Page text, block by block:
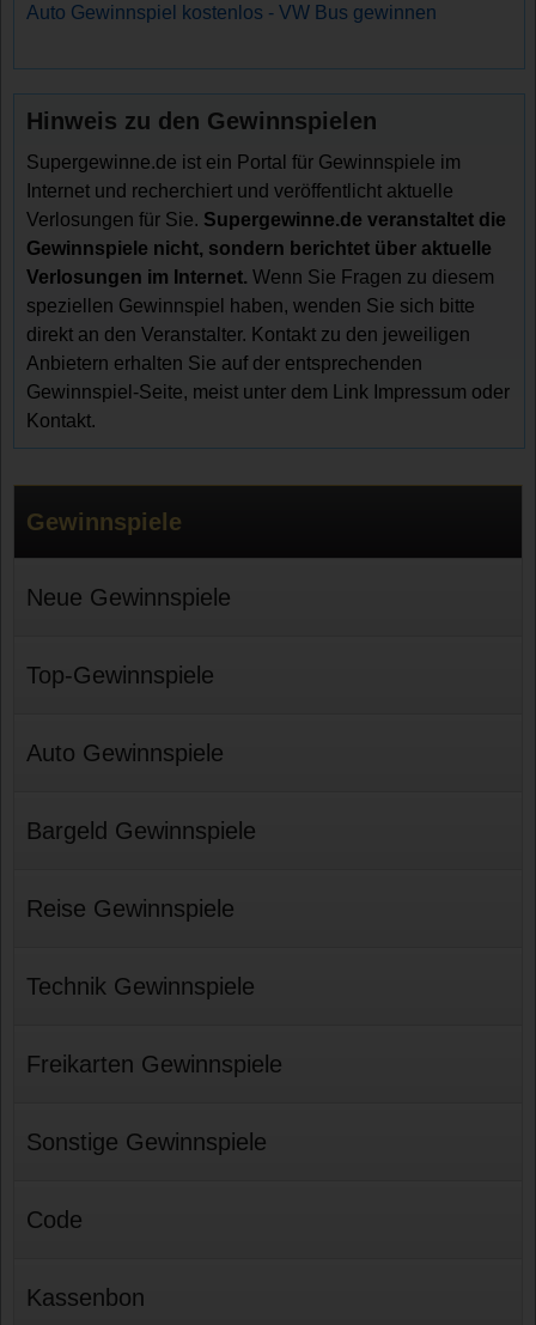
Auto Gewinnspiel kostenlos - VW Bus gewinnen
Hinweis zu den Gewinnspielen
Supergewinne.de ist ein Portal für Gewinnspiele im
Internet und recherchiert und veröffentlicht aktuelle
Verlosungen für Sie. Supergewinne.de veranstaltet die
Gewinnspiele nicht, sondern berichtet über aktuelle
Verlosungen im Internet. Wenn Sie Fragen zu diesem
speziellen Gewinnspiel haben, wenden Sie sich bitte
direkt an den Veranstalter. Kontakt zu den jeweiligen
Anbietern erhalten Sie auf der entsprechenden
Gewinnspiel-Seite, meist unter dem Link Impressum oder
Kontakt.
Gewinnspiele
Neue Gewinnspiele
Top-Gewinnspiele
Auto Gewinnspiele
Bargeld Gewinnspiele
Reise Gewinnspiele
Technik Gewinnspiele
Freikarten Gewinnspiele
Sonstige Gewinnspiele
Code
Kassenbon